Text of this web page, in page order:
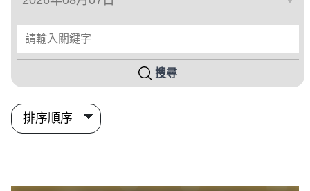
請輸入關鍵字
搜尋
搜尋結果列表